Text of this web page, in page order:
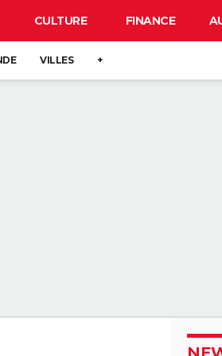
CULTURE FINANCE
VILLES +